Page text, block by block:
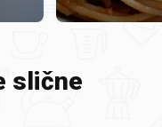
slične